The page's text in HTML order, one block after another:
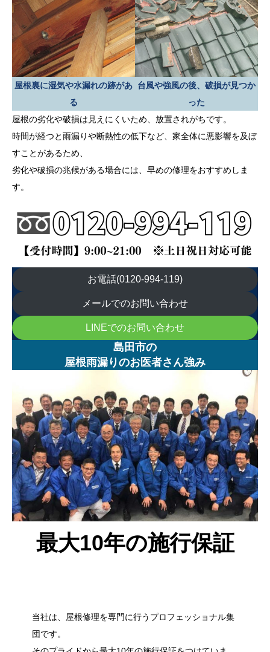
屋根裏に湿気や水漏れの跡があ
る
台風や強風の後、破損が見つか
った
屋根の劣化や破損は見えにくいため、放置されがちです。
時間が経つと雨漏りや断熱性の低下など、家全体に悪影響を及ぼ
すことがあるため、
劣化や破損の兆候がある場合には、早めの修理をおすすめしま
す。
お電話(0120-994-119)
メールでのお問い合わせ
LINEでのお問い合わせ
島田市の
屋根雨漏りのお医者さん強み
最大10年の施行保証
当社は、屋根修理を専門に行うプロフェッショナル集
団です。